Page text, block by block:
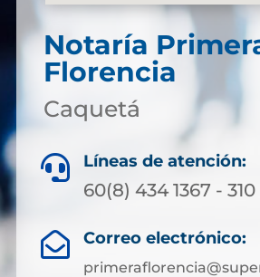
Notaría
Florencia
Caquetá
 Líneas de atención:
60(8) 434 1367 -
 Correo electrónico: